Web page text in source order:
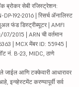
ब्रोकर सेबी रजिस्ट्रेशन:
192-2016 | रिसर्च ॲनालिस्ट
फंड डिस्ट्रीब्यूटर | AMFI
2015 | ARN ची वर्तमान
| MCX मेंबर ID: 55945 |
नं. B-23, MIDC, ठाणे
आणि टक्केवारी आधारावर
इन्व्हेस्टमेंट करण्यापूर्वी सर्व